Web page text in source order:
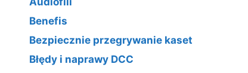
Benefis
Bezpiecznie przegrywanie kaset
Błędy i naprawy DCC